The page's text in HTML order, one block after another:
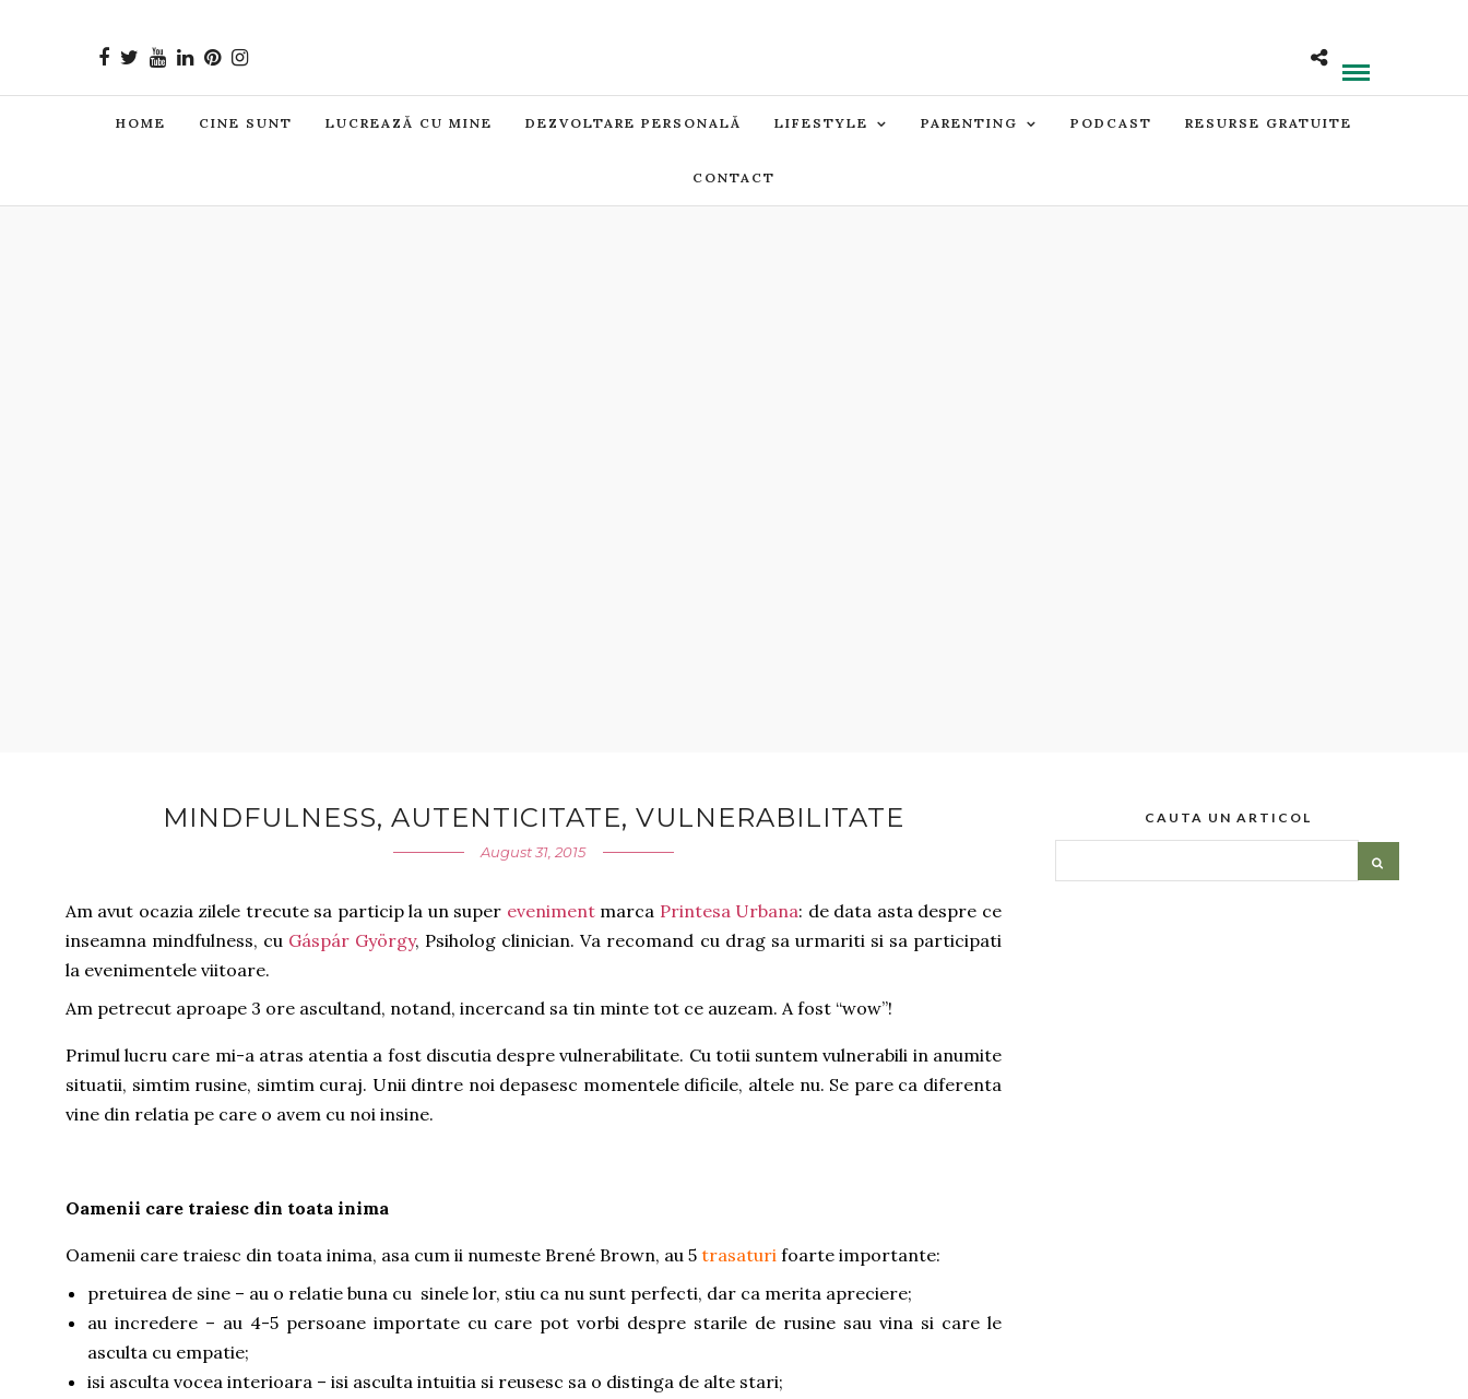
HOME CINE SUNT LUCREAZĂ CU MINE DEZVOLTARE PERSONALĂ LIFESTYLE PARENTING PODCAST RESURSE GRATUITE
CONTACT
MINDFULNESS, AUTENTICITATE, VULNERABILITATE
August 31, 2015
Am avut ocazia zilele trecute sa particip la un super evenimentmarca Printesa Urbana: de data asta despre ce
inseamna mindfulness, cu Gáspár György, Psiholog clinician. Va recomand cu drag sa urmariti si sa participati
la evenimentele viitoare.
Am petrecut aproape 3 ore ascultand, notand, incercand sa tin minte tot ce auzeam. A fost “wow”!
Primul lucru care mi-a atras atentia a fost discutia despre vulnerabilitate. Cu totii suntem vulnerabili in anumite
situatii, simtim rusine, simtim curaj. Unii dintre noi depasesc momentele dificile, altele nu. Se pare ca diferenta
vine din relatia pe care o avem cu noi insine.
Oamenii care traiesc din toata inima
Oamenii care traiesc din toata inima, asa cum ii numeste Brené Brown, au 5 trasaturi foarte importante:
pretuirea de sine – au o relatie buna cu sinele lor, stiu ca nu sunt perfecti, dar ca merita apreciere;
au incredere – au 4-5 persoane importate cu care pot vorbi despre starile de rusine sau vina si care le
asculta cu empatie;
isi asculta vocea interioara – isi asculta intuitia si reusesc sa o distinga de alte stari;
CAUTA UN ARTICOL